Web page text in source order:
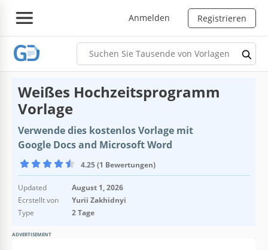
Anmelden Registrieren
Weißes Hochzeitsprogramm
Vorlage
Verwende dies kostenlos Vorlage mit
Google Docs and Microsoft Word
4.25 (1 Bewertungen)
Updated
August 1, 2026
Ecrstellt von
Yurii Zakhidnyi
Type
2 Tage
ADVERTISEMENT